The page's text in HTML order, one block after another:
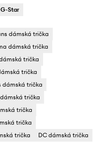
Star
dámská trička
dámská trička
trička
trička
dámská trička
trička
trička
trička
trička
DC dámská trička